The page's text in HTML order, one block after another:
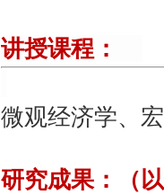
讲授课程：
微观经济学、
研究成果： （